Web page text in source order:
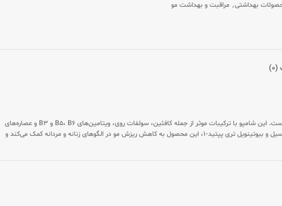
بهداشتی, مراقبت و بهداشت مو
یک محصول تخصصی و قدرتمند برای مقابله با ریزش مو و تقویت ریشه و ساقه موهاست. این شامپو با ترکیبات موثر از جمله کافئین، سولفات روی، ویتامین‌های B5، B6 و B3 و عصاره‌های
گیاهی، جریان خون مویرگی پوست سر را افزایش داده و باعث تغذیه و آبرسانی عمقی فولیکول‌های مو می‌شود. همچنین با بهره‌گیری از کوپکسیل و بیوتینویل تری پپتید-1، این محصول به کاهش ریزش مو در الگوهای زنانه و مردانه کمک می‌کند و